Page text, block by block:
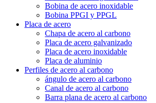
Bobina de acero inoxidable
Bobina PPGI y PPGL
Placa de acero
Chapa de acero al carbono
Placa de acero galvanizado
Placa de acero inoxidable
Placa de aluminio
Perfiles de acero al carbono
ángulo de acero al carbono
Canal de acero al carbono
Barra plana de acero al carbono